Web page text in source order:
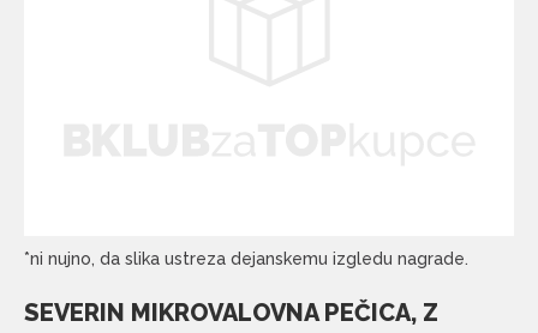
*ni nujno, da slika ustreza dejanskemu izgledu nagrade.
SEVERIN MIKROVALOVNA PEČICA, Z